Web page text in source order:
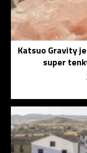
Katsuo Gravity
super